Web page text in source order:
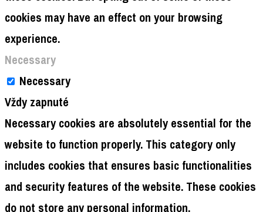
cookies may have an effect on your browsing
experience.
Necessary
Necessary
Vždy zapnuté
Necessary cookies are absolutely essential for the
website to function properly. This category only
includes cookies that ensures basic functionalities
and security features of the website. These cookies
do not store any personal information.